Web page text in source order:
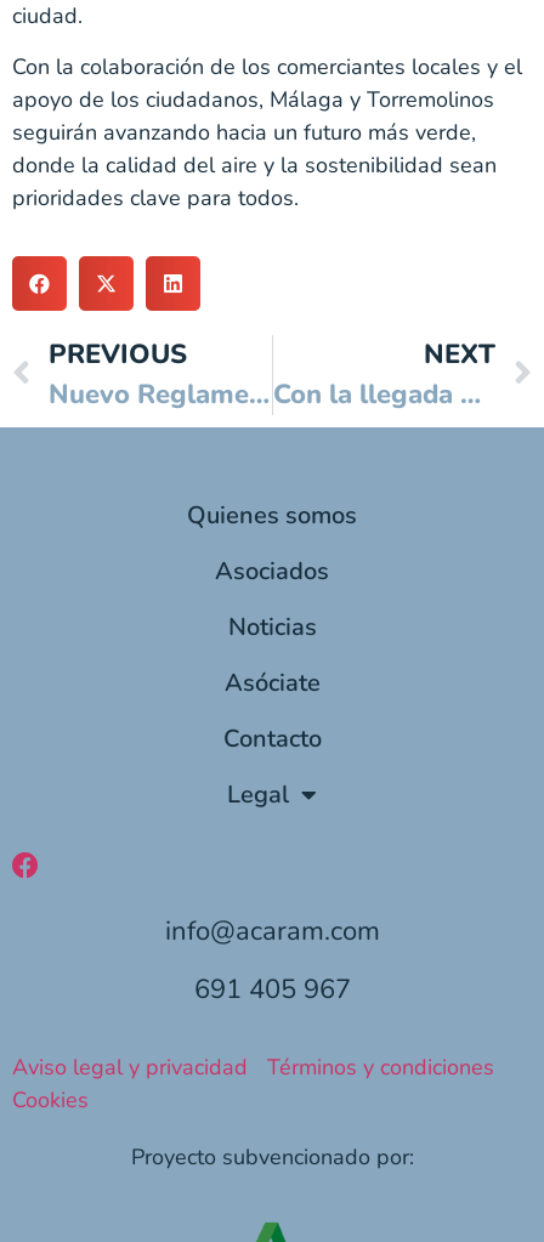
ciudad.
Con la colaboración de los comerciantes locales y el
apoyo de los ciudadanos, Málaga y Torremolinos
seguirán avanzando hacia un futuro más verde,
donde la calidad del aire y la sostenibilidad sean
prioridades clave para todos.
PREVIOUS
Nuevo Reglamento Europeo de Envases y Residuos: Claves y Cambios
NEXT
Con la llegada del calor, ¿está tu aire acondicionado del coche listo para soportarlo?
Quienes somos
Asociados
Noticias
Asóciate
Contacto
Legal
info@acaram.com
691 405 967
Aviso legal y privacidad
Términos y condiciones
Cookies
Proyecto subvencionado por: